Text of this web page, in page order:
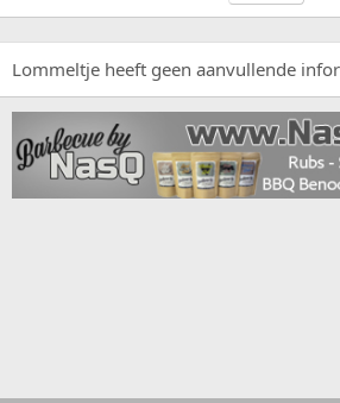
Lommeltje heeft geen aanvullende